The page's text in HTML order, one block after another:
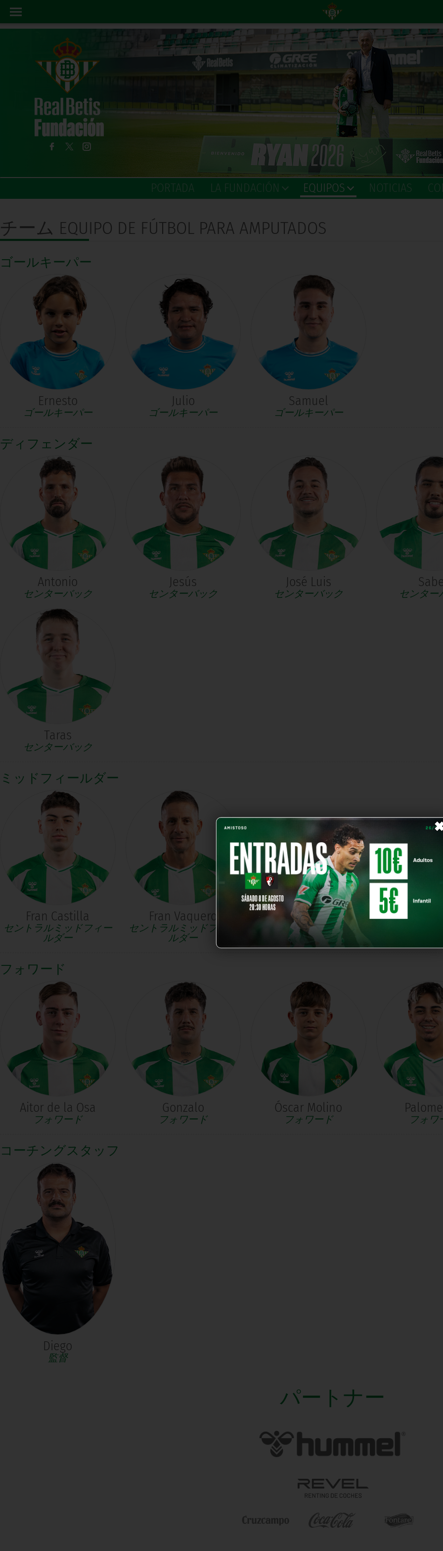
PORTADA LA FUNDACIÓN EQUIPOS NOTICIAS
×
チーム EQUIPO DE FÚTBOL PARA AMPUTADOS
ゴールキーパー
Ernesto
ゴールキーパー
Julio
ゴールキーパー
Samuel
ゴールキーパー
ディフェンダー
Antonio
センターバック
Jesús
センターバック
José Luis
センターバック センター
Taras
センターバック
ミッドフィールダー
Fran Castilla
セントラルミッドフィー
ルダー
Fran Vaquero
セントラルミッドフィー
ルダー
フォワード
Aitor de la Osa
フォワード
Gonzalo
フォワード
Óscar Molino
フォワード フォワ
コーチングスタッフ
Diego
監督
パートナー